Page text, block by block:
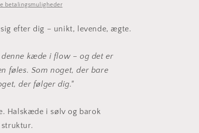
betalingsmuligheder
efter dig – unikt, levende, ægte.
denne kæde i flow – og det er
føles. Som noget, der bare
der følger dig."
Halskæde i sølv og barok